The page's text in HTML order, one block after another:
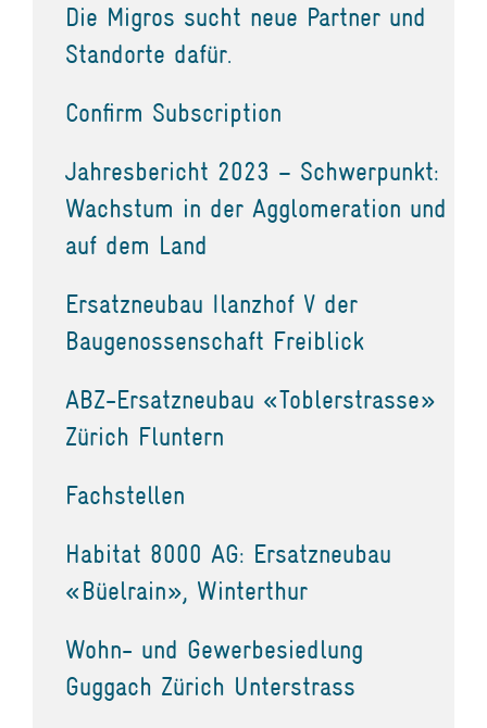
Die Migros sucht neue Partner und
Standorte dafür.
Confirm Subscription
Jahresbericht 2023 – Schwerpunkt:
Wachstum in der Agglomeration und
auf dem Land
Ersatzneubau Ilanzhof V der
Baugenossenschaft Freiblick
ABZ-Ersatzneubau «Toblerstrasse»
Zürich Fluntern
Fachstellen
Habitat 8000 AG: Ersatzneubau
«Büelrain», Winterthur
Wohn- und Gewerbesiedlung
Guggach Zürich Unterstrass